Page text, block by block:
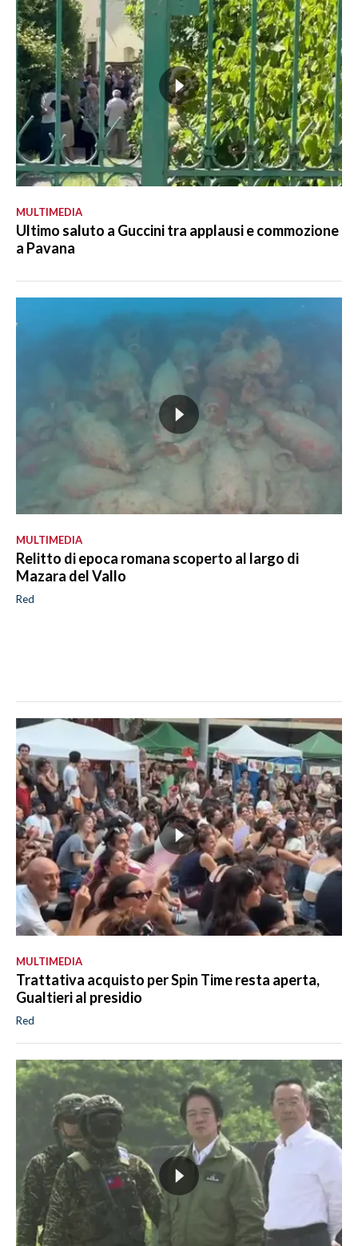
MULTIMEDIA
Ultimo saluto a Guccini tra applausi e commozione
a Pavana
MULTIMEDIA
Relitto di epoca romana scoperto al largo di
Mazara del Vallo
Red
MULTIMEDIA
Trattativa acquisto per Spin Time resta aperta,
Gualtieri al presidio
Red